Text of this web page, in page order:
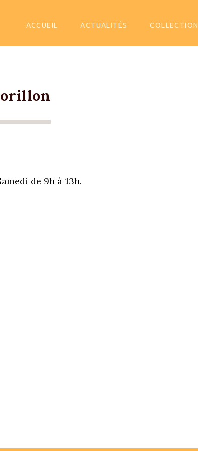
ACCUEIL
ACTUALITÉS COLLECTION
de 9h à 13h.